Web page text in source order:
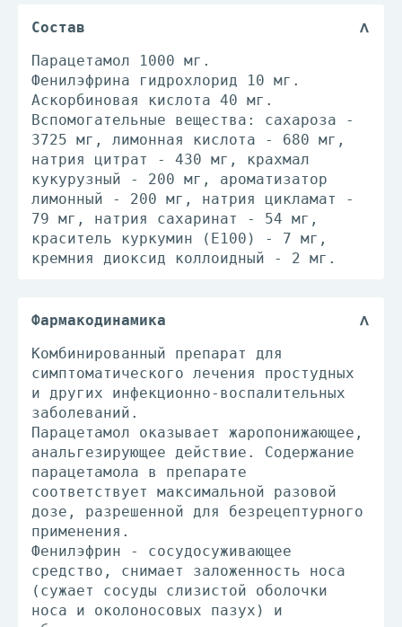
Состав
Парацетамол 1000 мг.
Фенилэфрина гидрохлорид 10 мг.
Аскорбиновая кислота 40 мг.
Вспомогательные вещества: сахароза -
3725 мг, лимонная кислота - 680 мг,
натрия цитрат - 430 мг, крахмал
кукурузный - 200 мг, ароматизатор
лимонный - 200 мг, натрия цикламат -
79 мг, натрия сахаринат - 54 мг,
краситель куркумин (E100) - 7 мг,
кремния диоксид коллоидный - 2 мг.
Фармакодинамика
Комбинированный препарат для
симптоматического лечения простудных
и других инфекционно-воспалительных
заболеваний.
Парацетамол оказывает жаропонижающее,
анальгезирующее действие. Содержание
парацетамола в препарате
соответствует максимальной разовой
дозе, разрешенной для безрецептурного
применения.
Фенилэфрин - сосудосуживающее
средство, снимает заложенность носа
(сужает сосуды слизистой оболочки
носа и околоносовых пазух) и